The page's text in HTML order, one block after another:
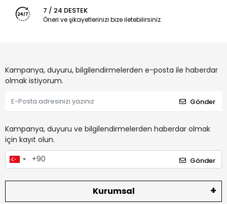
7 / 24 DESTEK
Öneri ve şikayetlerinizi bize iletebilirsiniz.
Kampanya, duyuru, bilgilendirmelerden e-posta ile haberdar
olmak istiyorum.
Gönder
Kampanya, duyuru ve bilgilendirmelerden haberdar olmak
için kayıt olun.
Gönder
Kurumsal